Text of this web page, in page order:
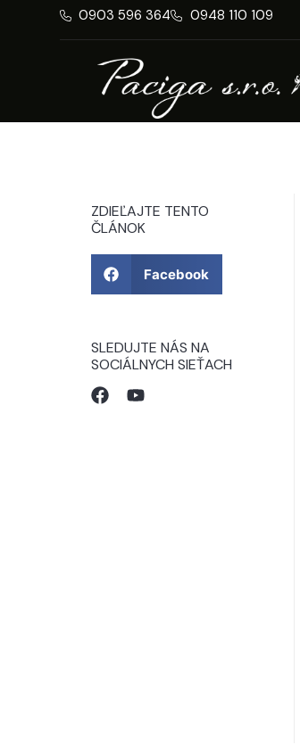
0903 596 364 0948 110 109
ZDIEĽAJTE TENTO
ČLÁNOK
Facebook
SLEDUJTE NÁS NA
SOCIÁLNYCH SIEŤACH